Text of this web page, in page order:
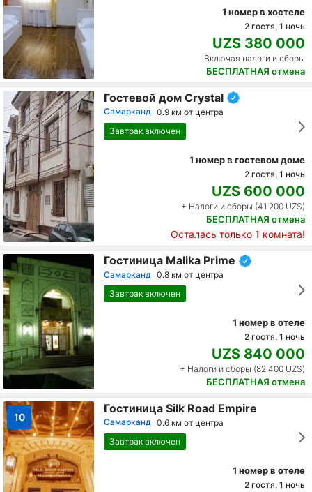
1 номер в хостеле
2 гостя, 1 ночь
UZS 380 000
Включая налоги и сборы
БЕСПЛАТНАЯ отмена
Гостевой дом Crystal
Самарканд 0.9 км от центра
Завтрак включен
1 номер в гостевом доме
2 гостя, 1 ночь
UZS 600 000
+ Налоги и сборы (41 200 UZS)
БЕСПЛАТНАЯ отмена
Осталась только 1 комната!
Гостиница Malika Prime
Самарканд 0.8 км от центра
Завтрак включен
1 номер в отеле
2 гостя, 1 ночь
UZS 840 000
+ Налоги и сборы (82 400 UZS)
БЕСПЛАТНАЯ отмена
10
Гостиница Silk Road Empire
Самарканд 0.6 км от центра
Завтрак включен
1 номер в отеле
2 гостя, 1 ночь